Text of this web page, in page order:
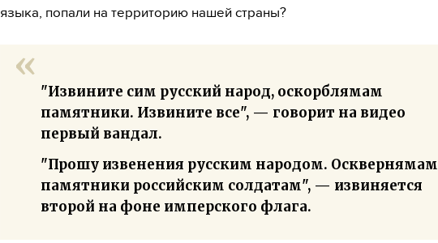
языка, попали на территорию нашей страны?
"Извините сим русский народ, оскорблямам
памятники. Извините все", — говорит на видео
первый вандал.
"Прошу извенения русским народом. Осквернямам
памятники российским солдатам", — извиняется
второй на фоне имперского флага.